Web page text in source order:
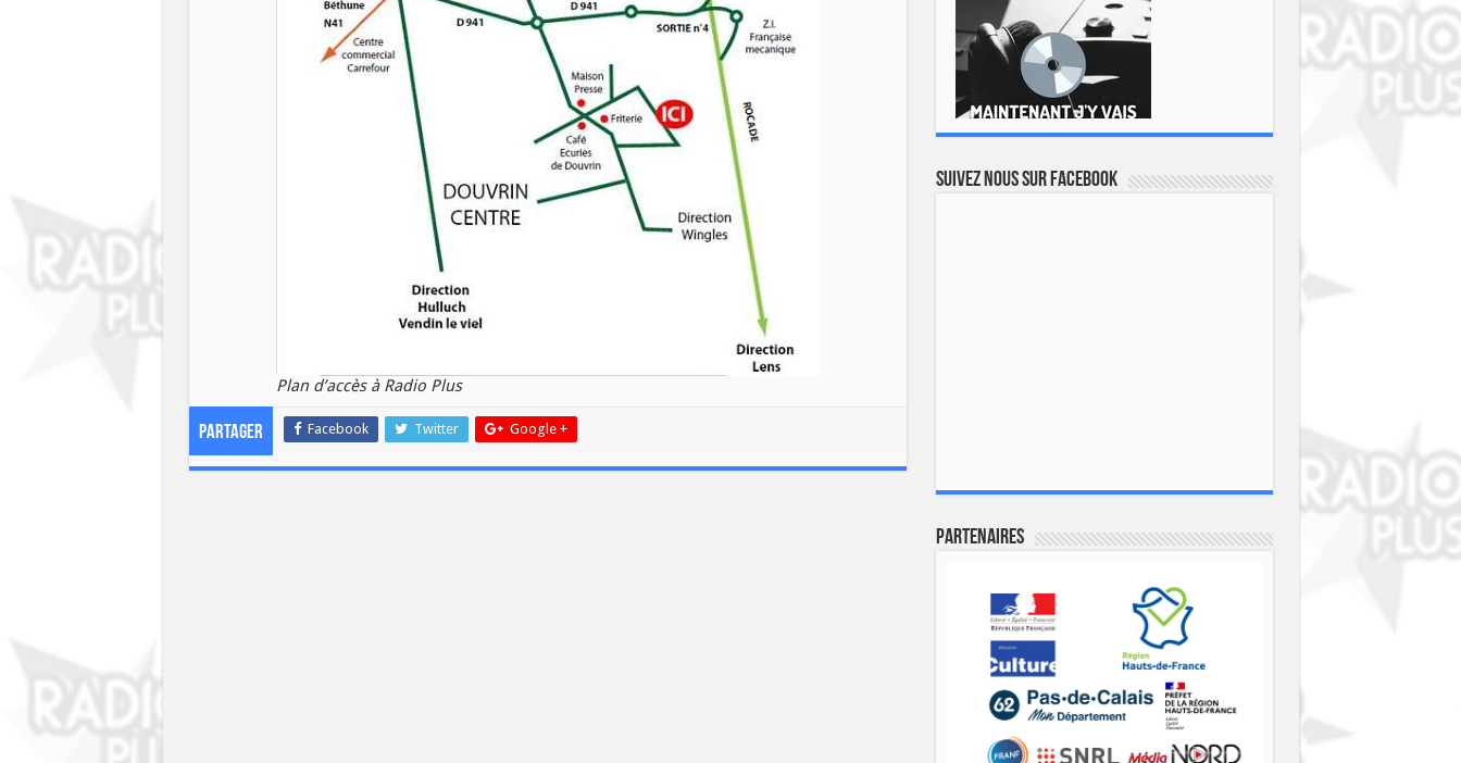
Plan d’accès à Radio Plus
Partager Facebook Twitter Google +
Suivez nous sur Facebook
Partenaires